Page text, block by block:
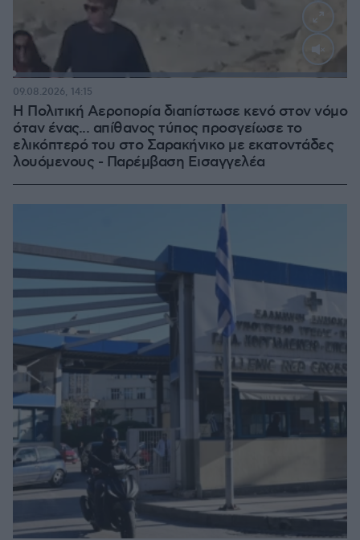
:
Η Πολιτική Αεροπορία διαπίστωσε κενό στον νόμο
όταν ένας... απίθανος τύπος προσγείωσε το
ελικόπτερό του στο Σαρακήνικο με εκατοντάδες
λουόμενους - Παρέμβαση Εισαγγελέα
09.08.2026, 14:15